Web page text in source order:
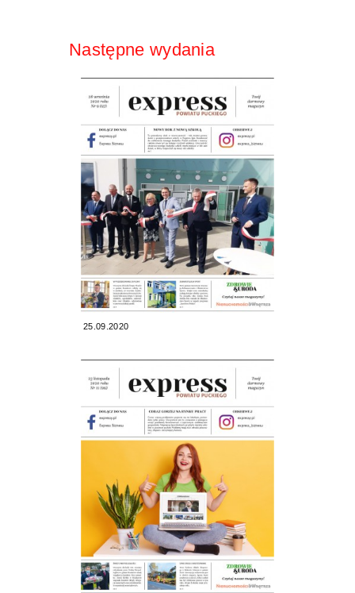
Następne wydania
25.09.2020